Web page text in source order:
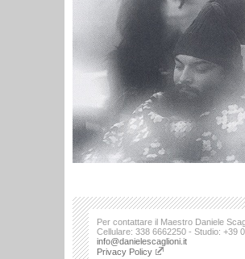
Per contattare il Maestro Daniele
Cellulare: 338 6662250 - Studio: +39
info@danielescaglioni.it
Privacy Policy